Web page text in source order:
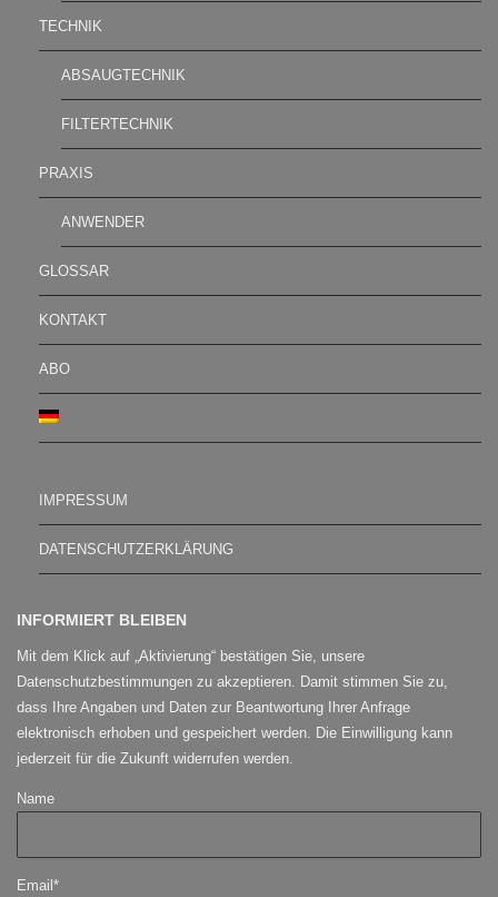
TECHNIK
ABSAUGTECHNIK
FILTERTECHNIK
PRAXIS
ANWENDER
GLOSSAR
KONTAKT
ABO
IMPRESSUM
DATENSCHUTZERKLÄRUNG
INFORMIERT BLEIBEN
Mit dem Klick auf „Aktivierung“ bestätigen Sie, unsere
Datenschutzbestimmungen zu akzeptieren. Damit stimmen Sie zu,
dass Ihre Angaben und Daten zur Beantwortung Ihrer Anfrage
elektronisch erhoben und gespeichert werden. Die Einwilligung kann
jederzeit für die Zukunft widerrufen werden.
Name
Email*